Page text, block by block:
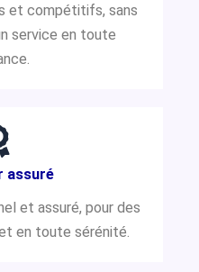
et compétitifs, sans
service en toute
assuré
et assuré, pour des
en toute sérénité.